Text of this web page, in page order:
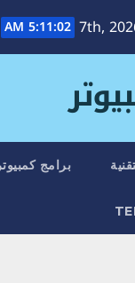
5:11:04 AM
برامج كمبيوتر